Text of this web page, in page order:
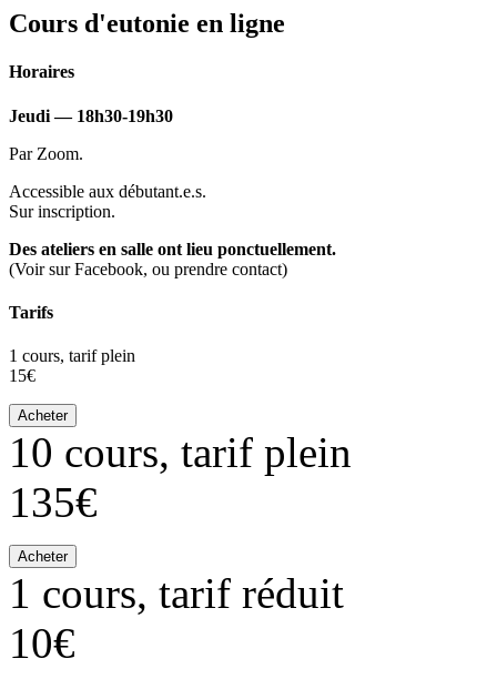
Cours d'eutonie en ligne
Horaires
Jeudi — 18h30-19h30
Par Zoom.
Accessible aux débutant.e.s.
Sur inscription.
Des ateliers en salle ont lieu ponctuellement.
(Voir sur Facebook, ou prendre contact)
Tarifs
1 cours, tarif plein
15€
Acheter
10 cours, tarif plein
135€
Acheter
1 cours, tarif réduit
10€